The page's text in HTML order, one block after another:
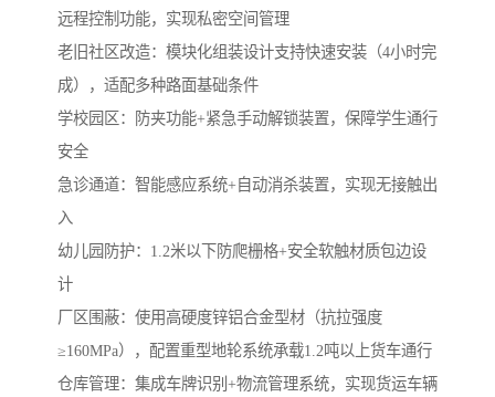
远程控制功能，实现私密空间管理
‌老旧社区改造‌：模块化组装设计支持快速安装（4小时完
成），适配多种路面基础条件
学校园区：防夹功能+紧急手动解锁装置，保障学生通行
安全
急诊通道：智能感应系统+自动消杀装置，实现无接触出
入
幼儿园防护：1.2米以下防爬栅格+安全软触材质包边设
计
厂区围蔽‌：使用高硬度锌铝合金型材（抗拉强度
≥160MPa），配置重型地轮系统承载1.2吨以上货车通行
‌仓库管理‌：集成车牌识别+物流管理系统，实现货运车辆